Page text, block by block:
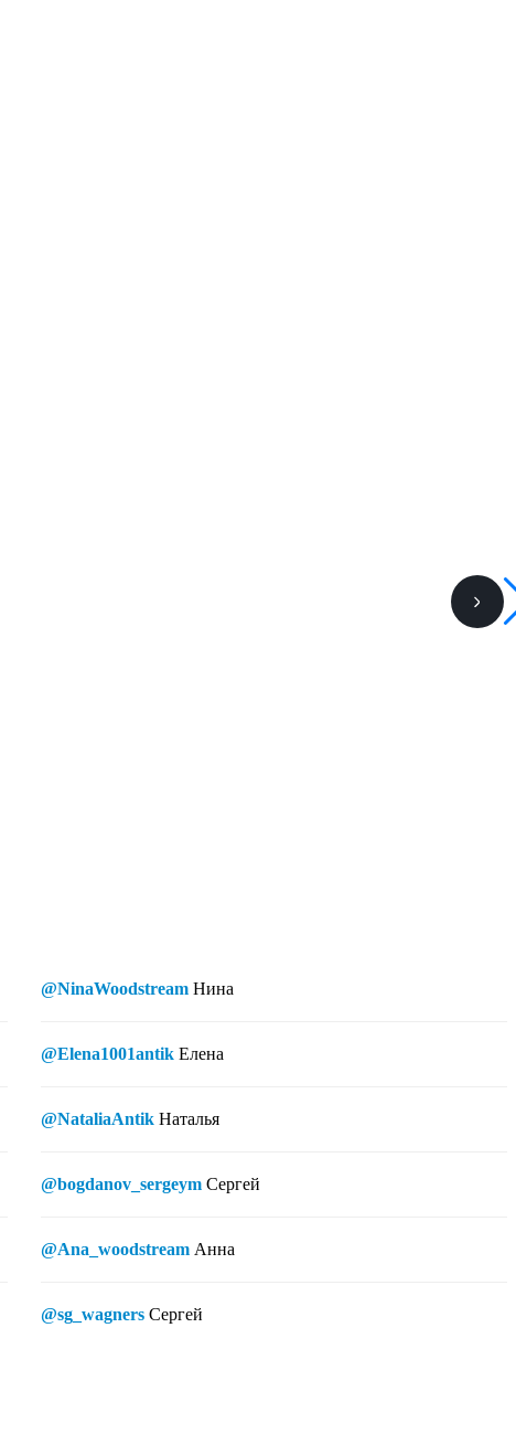
@NinaWoodstream Нина
@Elena1001antik Елена
@NataliaAntik Наталья
@bogdanov_sergeym Сергей
@Ana_woodstream Анна
@sg_wagners Сергей